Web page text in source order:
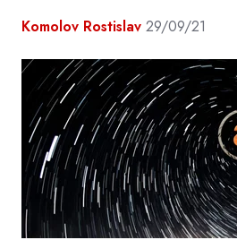
Komolov Rostislav 29/09/21